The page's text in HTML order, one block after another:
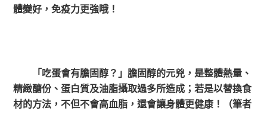
體變好，免疫力更強哦！
「吃蛋會有膽固醇？」膽固醇的元兇，是整體熱量、
精緻醣份、蛋白質及油脂攝取過多所造成；若是以替換食
材的方法，不但不會高血脂，還會讓身體更健康！（筆者